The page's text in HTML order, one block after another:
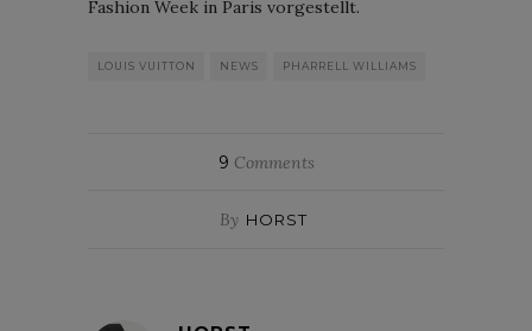
Fashion Week in Paris vorgestellt.
LOUIS VUITTON NEWS PHARRELL WILLIAMS
9 Comments
By HORST